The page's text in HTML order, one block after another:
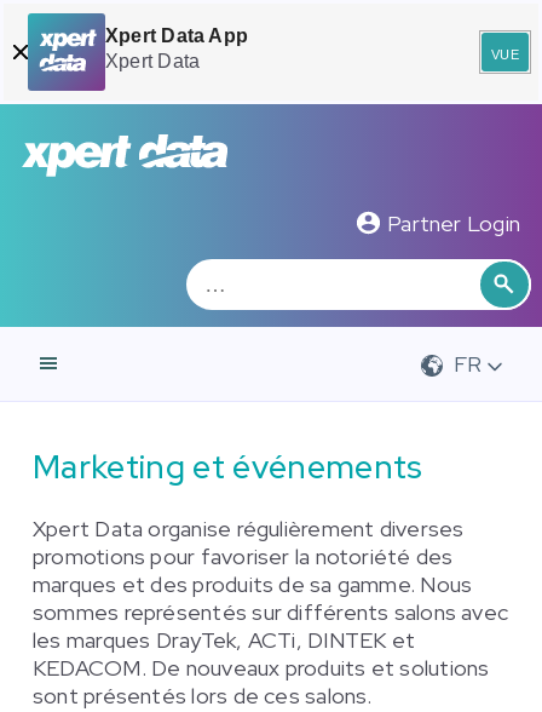
Xpert Data App
Xpert Data
vue
Partner Login
FR
Marketing et événements
Xpert Data organise régulièrement diverses
promotions pour favoriser la notoriété des
marques et des produits de sa gamme. Nous
sommes représentés sur différents salons avec
les marques DrayTek, ACTi, DINTEK et
KEDACOM. De nouveaux produits et solutions
sont présentés lors de ces salons.